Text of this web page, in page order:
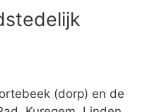
(dorp) en de